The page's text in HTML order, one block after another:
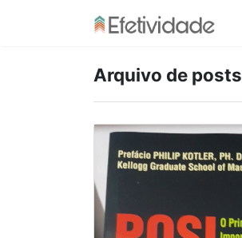
Arquivo de posts